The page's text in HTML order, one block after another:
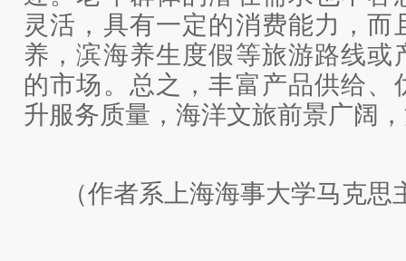
灵活，具有一定的消费能力，而
养，滨海养生度假等旅游路线或
的市场。总之，丰富产品供给、
升服务质量，海洋文旅前景广阔
（作者系上海海事大学马克